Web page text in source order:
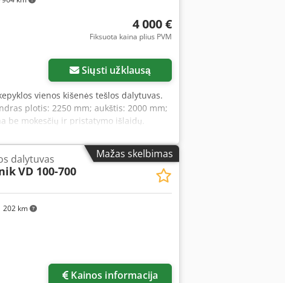
4 000 €
Fiksuota kaina plius PVM
Siųsti užklausą
vienos kišenės tešlos dalytuvas.
plotis: 2250 mm; aukštis: 2000 mm;
be mokesčių ir pristatymo išlaidų.
Mažas skelbimas
km
dalytuvas
VD 100-700
Kainos informacija